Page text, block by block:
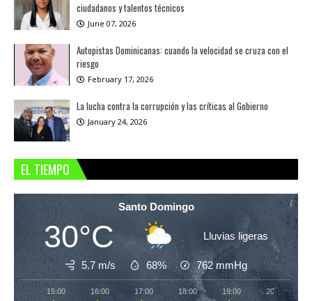
ciudadanos y talentos técnicos
June 07, 2026
Autopistas Dominicanas: cuando la velocidad se cruza con el
riesgo
February 17, 2026
La lucha contra la corrupción y las críticas al Gobierno
January 24, 2026
EL TIEMPO
Santo Domingo
30°C Lluvias ligeras
5.7 m/s 68% 762mmHg
15:00 16:00 17:00 18:00 19:00 20:00